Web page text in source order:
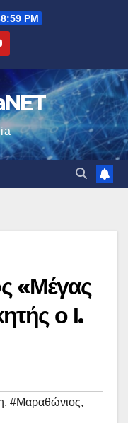
PM
«Μέγας
ο Ι.
, #Μαραθώνιος,